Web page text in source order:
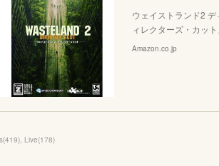
ウェイストランド2
ィレクターズ・カッ
Amazon.co.jp
(419) Live(178)